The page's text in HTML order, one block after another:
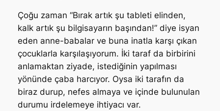
Çoğu zaman “Bırak artık şu tableti elinden,
kalk artık şu bilgisayarın başından!” diye isyan
eden anne-babalar ve buna inatla karşı çıkan
çocuklarla karşılaşıyorum. İki taraf da birbirini
anlamaktan ziyade, istediğinin yapılması
yönünde çaba harcıyor. Oysa iki tarafın da
biraz durup, nefes almaya ve içinde bulunulan
durumu irdelemeye ihtiyacı var.